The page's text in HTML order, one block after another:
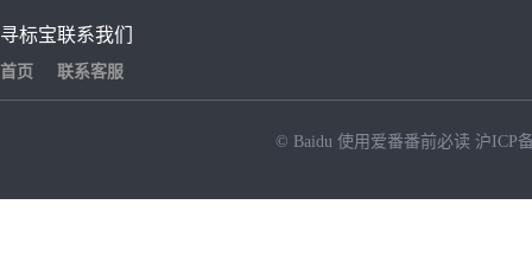
寻标宝
首页
联系我们
联系客服
© Baidu 使用爱番番前必读 沪ICP